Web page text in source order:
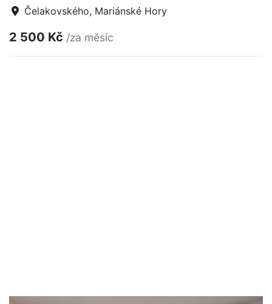
Čelakovského, Mariánské Hory
2 500 Kč /za měsíc